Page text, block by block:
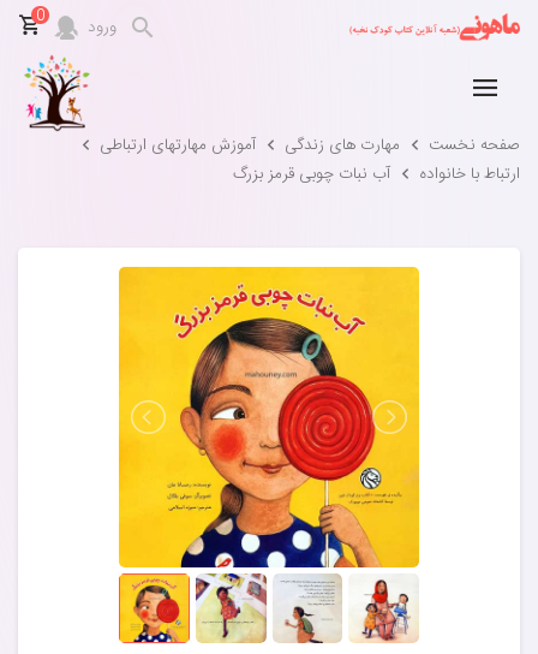
ورود 0
صفحه نخست مهارت های زندگی
آموزش مهارتهای ارتباطی
ارتباط با خانواده
آب نبات چوبی قرمز بزرگ